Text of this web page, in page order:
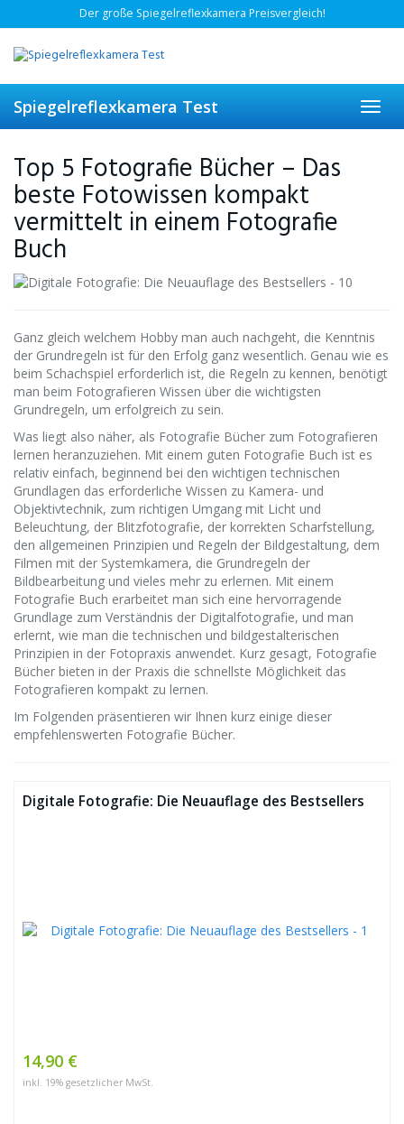
to
main
content
Der große Spiegelreflexkamera Preisvergleich!
Spiegelreflexkamera Test
Top 5 Fotografie Bücher – Das
beste Fotowissen kompakt
vermittelt in einem Fotografie
Buch
Ganz gleich welchem Hobby man auch nachgeht, die Kenntnis
der Grundregeln ist für den Erfolg ganz wesentlich. Genau wie es
beim Schachspiel erforderlich ist, die Regeln zu kennen, benötigt
man beim Fotografieren Wissen über die wichtigsten
Grundregeln, um erfolgreich zu sein.
Was liegt also näher, als Fotografie Bücher zum Fotografieren
lernen heranzuziehen. Mit einem guten Fotografie Buch ist es
relativ einfach, beginnend bei den wichtigen technischen
Grundlagen das erforderliche Wissen zu Kamera- und
Objektivtechnik, zum richtigen Umgang mit Licht und
Beleuchtung, der Blitzfotografie, der korrekten Scharfstellung,
den allgemeinen Prinzipien und Regeln der Bildgestaltung, dem
Filmen mit der Systemkamera, die Grundregeln der
Bildbearbeitung und vieles mehr zu erlernen. Mit einem
Fotografie Buch erarbeitet man sich eine hervorragende
Grundlage zum Verständnis der Digitalfotografie, und man
erlernt, wie man die technischen und bildgestalterischen
Prinzipien in der Fotopraxis anwendet. Kurz gesagt, Fotografie
Bücher bieten in der Praxis die schnellste Möglichkeit das
Fotografieren kompakt zu lernen.
Im Folgenden präsentieren wir Ihnen kurz einige dieser
empfehlenswerten Fotografie Bücher.
Digitale Fotografie: Die Neuauflage des Bestsellers
14,90 €
inkl. 19% gesetzlicher MwSt.